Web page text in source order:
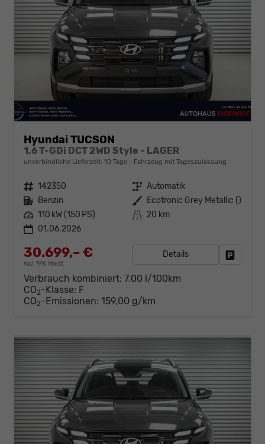
Hyundai TUCSON
1,6 T-GDi DCT 2WD Style - LAGER
unverbindliche Lieferzeit: 10 Tage Fahrzeug mit Tageszulassung
Fahrzeugnr. 142350 Getriebe Automatik
Kraftstoff Benzin Außenfarbe Ecotronic Grey Metallic ()
Leistung 110 kW (150 PS) Kilometerstand 20 km
01.06.2026
30.699,– €
incl. 19% MwSt.
Details
Verbrauch kombiniert: 7,00 l/100km
CO2-Klasse: F
CO2-Emissionen: 159,00 g/km